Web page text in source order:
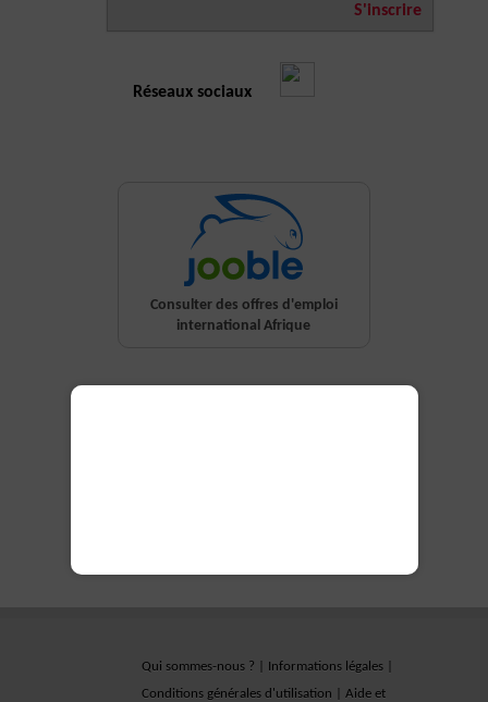
S'inscrire
Réseaux sociaux
Consulter des offres d'emploi
international Afrique
Qui sommes-nous ? Informations légales
Conditions générales d'utilisation |Aide et